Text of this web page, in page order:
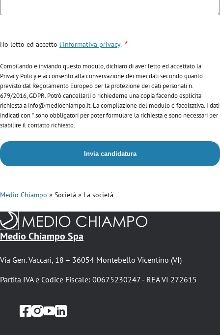
Ho letto ed accetto l'informativa privacy.
Compilando e inviando questo modulo, dichiaro di aver letto ed accettato la
Privacy Policy e acconsento alla conservazione dei miei dati secondo quanto
previsto dal Regolamento Europeo per la protezione dei dati personali n.
679/2016, GDPR. Potrò cancellarli o richiederne una copia facendo esplicita
richiesta a info@mediochiampo.it. La compilazione del modulo è facoltativa. I dati
indicati con * sono obbligatori per poter formulare la richiesta e sono necessari per
stabilire il contatto richiesto.
B
r
i
c
i
Medio Chiampo Società La società
Medio Chiampo Spa
Via Gen. Vaccari, 18 – 36054 Montebello Vicentino (VI)
Partita IVA e Codice Fiscale: 00675230247 - REA VI 272615